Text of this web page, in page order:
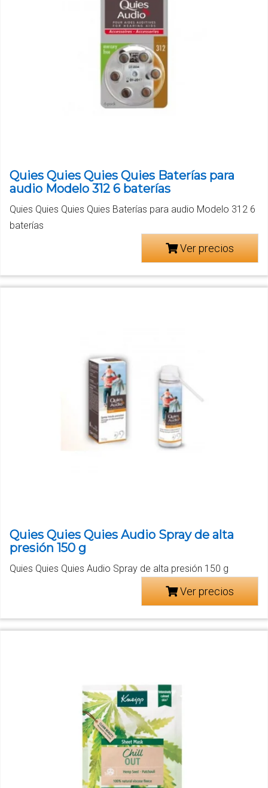
Quies Quies Quies Quies Baterías para
audio Modelo 312 6 baterías
Quies Quies Quies Quies Baterías para audio Modelo 312 6
baterías
Ver precios
Quies Quies Quies Audio Spray de alta
presión 150 g
Quies Quies Quies Audio Spray de alta presión 150 g
Ver precios